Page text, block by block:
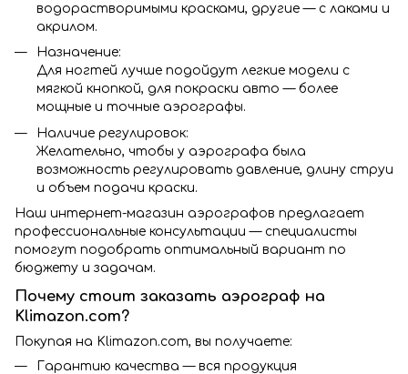
водорастворимыми красками, другие — с лаками и
акрилом.
Назначение:
Для ногтей лучше подойдут легкие модели с
мягкой кнопкой, для покраски авто — более
мощные и точные аэрографы.
Наличие регулировок:
Желательно, чтобы у аэрографа была
возможность регулировать давление, длину струи
и объем подачи краски.
Наш интернет-магазин аэрографов предлагает
профессиональные консультации — специалисты
помогут подобрать оптимальный вариант по
бюджету и задачам.
Почему стоит заказать аэрограф на
Klimazon.com?
Покупая на Klimazon.com, вы получаете:
Гарантию качества — вся продукция